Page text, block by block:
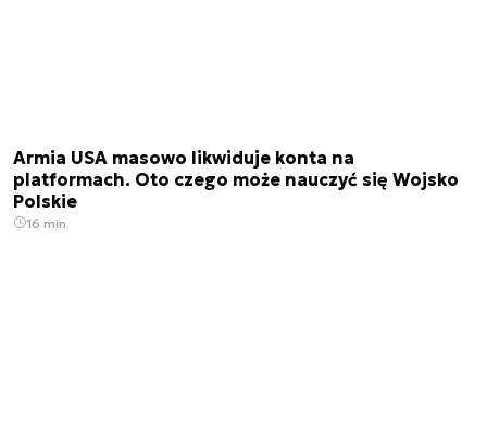
Armia USA masowo likwiduje konta na
platformach. Oto czego może nauczyć się Wojsko
Polskie
16 min.